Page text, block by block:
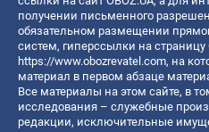
получении письменного
обязательном размещении
систем, гиперссылки на страницу
https://www.obozrevatel.com, на
материал в первом абзаце
Все материалы на этом сайте, в
исследования – служебные
редакции, исключительные